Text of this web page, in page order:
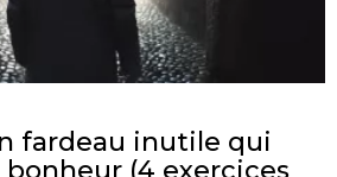
fardeau inutile qui